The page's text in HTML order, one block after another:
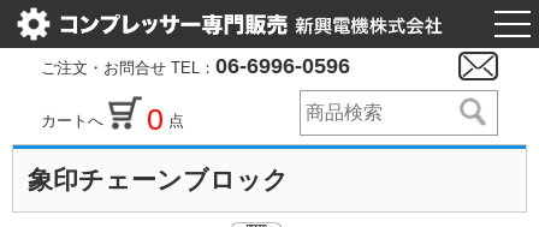
ご注文・お問合せ TEL： 06-6996-0596
カートへ 0 点
象印チェーンブロック